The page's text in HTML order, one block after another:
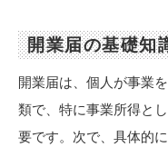
開業届の基礎知
開業届は、個人が事業
類で、特に事業所得と
要です。次で、具体的